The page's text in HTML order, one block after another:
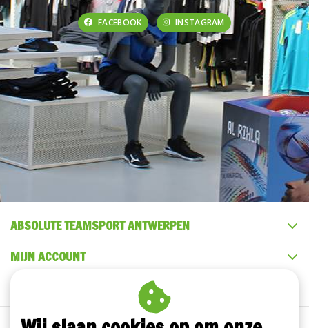
FACEBOOK INSTAGRAM
ABSOLUTE TEAMSPORT ANTWERPEN
MIJN ACCOUNT